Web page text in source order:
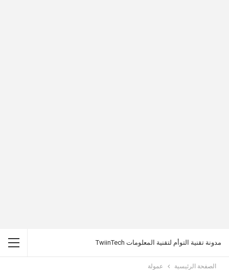
مدونة تقنية التوأم لتقنية المعلومات TwiinTech
الصفحة الرئيسية عمولة